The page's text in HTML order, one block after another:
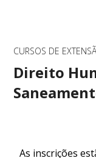
CURSOS DE
Direito
As inscrições